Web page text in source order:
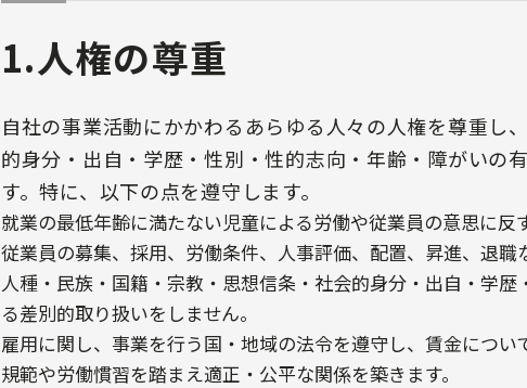
1.人権の尊重
自社の事業活動にかかわるあらゆる人々の人権を尊重し
的身分・出自・学歴・性別・性的志向・年齢・障がいの
す。特に、以下の点を遵守します。
就業の最低年齢に満たない児童による労働や従業員の意思に反
従業員の募集、採用、労働条件、人事評価、配置、昇進、退
人種・民族・国籍・宗教・思想信条・社会的身分・出自・学
る差別的取り扱いをしません。
雇用に関し、事業を行う国・地域の法令を遵守し、賃金につ
規範や労働慣習を踏まえ適正・公平な関係を築きます。